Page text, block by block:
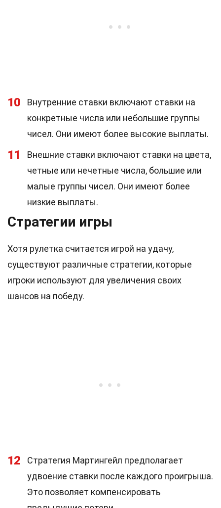
10
Внутренние ставки включают ставки на
конкретные числа или небольшие группы
чисел. Они имеют более высокие выплаты.
11
Внешние ставки включают ставки на цвета,
четные или нечетные числа, большие или
малые группы чисел. Они имеют более
низкие выплаты.
Стратегии игры
Хотя рулетка считается игрой на удачу,
существуют различные стратегии, которые
игроки используют для увеличения своих
шансов на победу.
12
Стратегия Мартингейл предполагает
удвоение ставки после каждого проигрыша.
Это позволяет компенсировать